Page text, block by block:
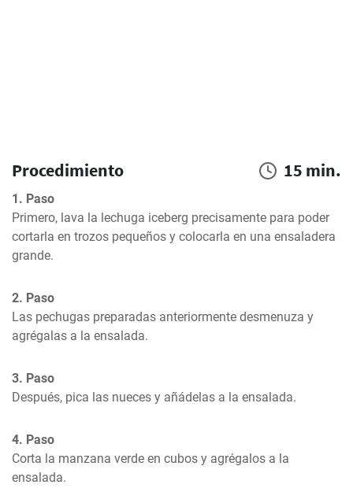
Procedimiento 15 min.
1. Paso
Primero, lava la lechuga iceberg precisamente para poder
cortarla en trozos pequeños y colocarla en una ensaladera
grande.
2. Paso
Las pechugas preparadas anteriormente desmenuza y
agrégalas a la ensalada.
3. Paso
Después, pica las nueces y añádelas a la ensalada.
4. Paso
Corta la manzana verde en cubos y agrégalos a la
ensalada.